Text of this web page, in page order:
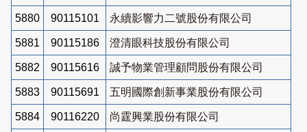
5880 90115101 永續影響力二號股份有限公司
5881 90115186 澄清眼科技股份有限公司
5882 90115616 誠予物業管理顧問股份有限公司
5883 90115691 五明國際創新事業股份有限公司
5884 90116220 尚霆興業股份有限公司